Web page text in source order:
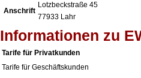
Anschrift
Lotzbeckstraße 45
77933 Lahr
Informationen zu
Tarife für Privatkunden
Tarife für Geschäftskunden